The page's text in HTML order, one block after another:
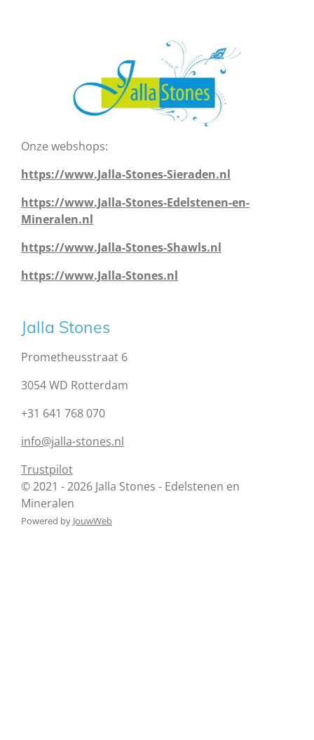
Onze webshops:
https://www.Jalla-Stones-Sieraden.nl
https://www.Jalla-Stones-Edelstenen-en-
Mineralen.nl
https://www.Jalla-Stones-Shawls.nl
https://www.Jalla-Stones.nl
Jalla Stones
Prometheusstraat 6
3054 WD Rotterdam
+31 641 768 070
info@jalla-stones.nl
Trustpilot
© 2021 - 2026 Jalla Stones - Edelstenen en
Mineralen
Powered by JouwWeb